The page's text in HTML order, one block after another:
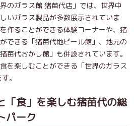
のガラス館 猪苗代店」では、世界中
いガラス製品が多数展示されていま
作ることができる体験コーナーや、猪
できる「猪苗代地ビール館」、地元の
苗代おかし館」も併設されています。
を楽しむことができる「世界のガラス
。
「食」を楽しむ猪苗代の総
パーク